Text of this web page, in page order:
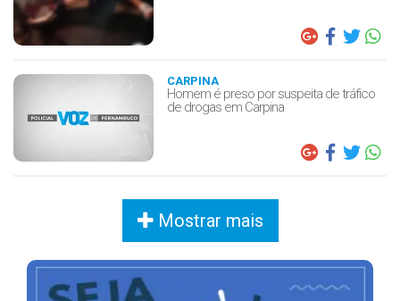
CARPINA
Homem é preso por suspeita de tráfico
de drogas em Carpina
Mostrar mais